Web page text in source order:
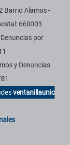
Barrio Alamos -
660003
por
y Denuncias
ventanillaunic